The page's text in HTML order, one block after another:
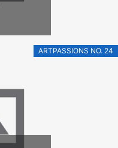
ARTPASSIONS NO. 24